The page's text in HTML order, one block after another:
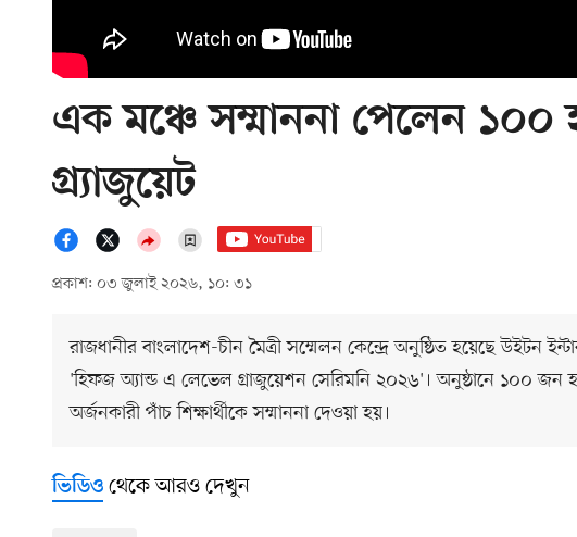
এক মঞ্চে সম্মাননা পেলেন
গ্র্যাজুয়েট
প্রকাশ: ০৩ জুলাই ২০২৬, ১০: ৩১
রাজধানীর বাংলাদেশ-চীন মৈত্রী সম্মেলন কেন্দ্রে অনুষ্ঠিত হয়েছে উইটন
'হিফজ অ্যান্ড এ লেভেল গ্রাজুয়েশন সেরিমনি ২০২৬'। অনুষ্ঠানে ১০০
অর্জনকারী পাঁচ শিক্ষার্থীকে সম্মাননা দেওয়া হয়।
ভিডিও থেকে আরও দেখুন